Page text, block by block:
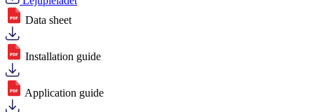
Data sheet
Installation guide
Application guide